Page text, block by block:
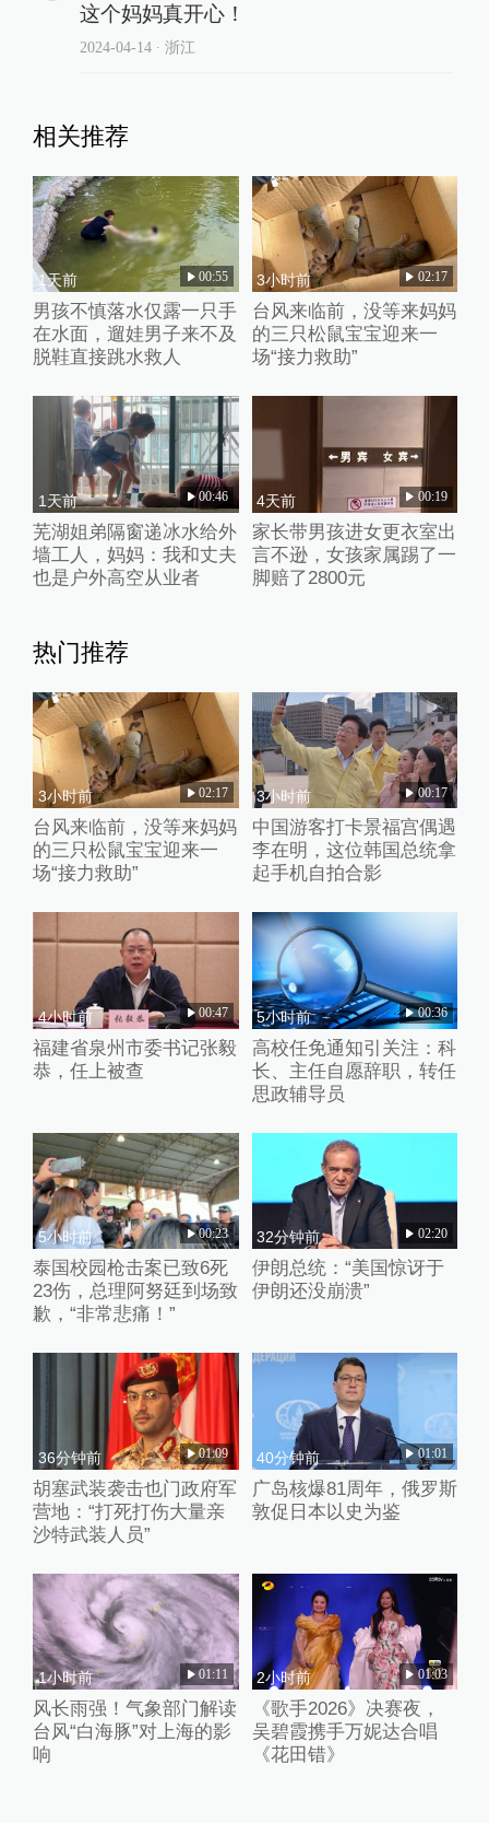
这个妈妈真开心！
2024-04-14∙ 浙江
相关推荐
1天前 00:55
男孩不慎落水仅露一只手
在水面，遛娃男子来不及
脱鞋直接跳水救人
3小时前 02:17
台风来临前，没等来妈妈
的三只松鼠宝宝迎来一
场“接力救助”
1天前 00:46
芜湖姐弟隔窗递冰水给外
墙工人，妈妈：我和丈夫
也是户外高空从业者
4天前 00:19
家长带男孩进女更衣室出
言不逊，女孩家属踢了一
脚赔了2800元
热门推荐
3小时前 02:17
台风来临前，没等来妈妈
的三只松鼠宝宝迎来一
场“接力救助”
3小时前 00:17
中国游客打卡景福宫偶遇
李在明，这位韩国总统拿
起手机自拍合影
4小时前 00:47
福建省泉州市委书记张毅
恭，任上被查
5小时前 00:36
高校任免通知引关注：科
长、主任自愿辞职，转任
思政辅导员
5小时前 00:23
泰国校园枪击案已致6死
23伤，总理阿努廷到场致
歉，“非常悲痛！”
32分钟前 02:20
伊朗总统：“美国惊讶于
伊朗还没崩溃”
36分钟前 01:09
胡塞武装袭击也门政府军
营地：“打死打伤大量亲
沙特武装人员”
40分钟前 01:01
广岛核爆81周年，俄罗斯
敦促日本以史为鉴
1小时前 01:11
风长雨强！气象部门解读
台风“白海豚”对上海的影
响
2小时前 01:03
《歌手2026》决赛夜，
吴碧霞携手万妮达合唱
《花田错》